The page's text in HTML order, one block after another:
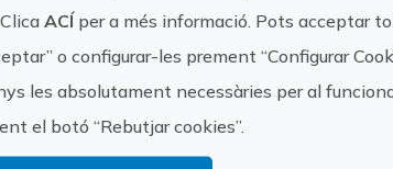
per a famílies amb
prèvia.
ACÍper a més informació. Pots acceptar
o configurar-les prement “Configurar
les absolutament necessàries per al
el botó “Rebutjar cookies”.